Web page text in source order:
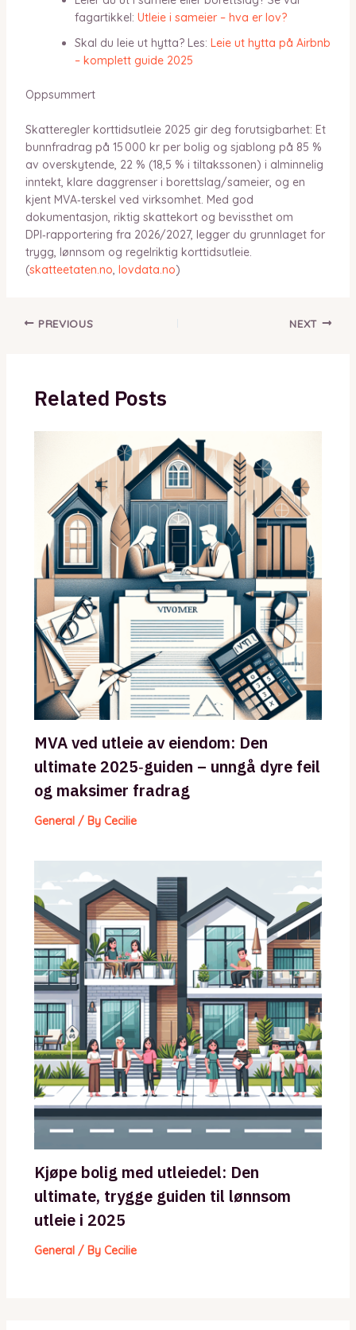
fagartikkel: Utleie i sameier – hva er lov?
Skal du leie ut hytta? Les: Leie ut hytta på Airbnb
– komplett guide 2025
Oppsummert
Skatteregler korttidsutleie 2025 gir deg forutsigbarhet: Et
bunnfradrag på 15 000 kr per bolig og sjablong på 85 %
av overskytende, 22 % (18,5 % i tiltakssonen) i alminnelig
inntekt, klare daggrenser i borettslag/sameier, og en
kjent MVA‑terskel ved virksomhet. Med god
dokumentasjon, riktig skattekort og bevissthet om
DPI‑rapportering fra 2026/2027, legger du grunnlaget for
trygg, lønnsom og regelriktig korttidsutleie.
(skatteetaten.no, lovdata.no)
PREVIOUS NEXT
Related Posts
MVA ved utleie av eiendom: Den
ultimate 2025‑guiden – unngå dyre feil
og maksimer fradrag
General/ By Cecilie
Kjøpe bolig med utleiedel: Den
ultimate, trygge guiden til lønnsom
utleie i 2025
General/ By Cecilie